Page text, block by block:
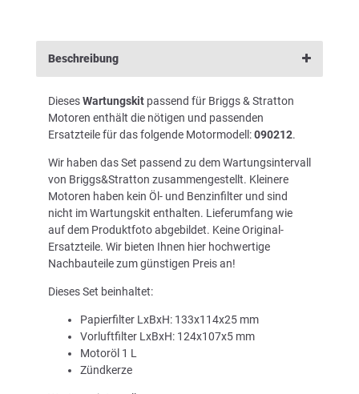
Beschreibung
DiesesWartungskit passend für Briggs & Stratton
Motoren enthält die nötigen und passenden
Ersatzteile für das folgende Motormodell:090212.
Wir haben das Set passend zu dem Wartungsintervall
von Briggs&Stratton zusammengestellt. Kleinere
Motoren haben kein Öl- und Benzinfilter und sind
nicht im Wartungskit enthalten. Lieferumfang wie
auf dem Produktfoto abgebildet. Keine Original-
Ersatzteile. Wir bieten Ihnen hier hochwertige
Nachbauteile zum günstigen Preis an!
Dieses Set beinhaltet:
Papierfilter LxBxH: 133x114x25 mm
Vorluftfilter LxBxH: 124x107x5 mm
Motoröl 1 L
Zündkerze